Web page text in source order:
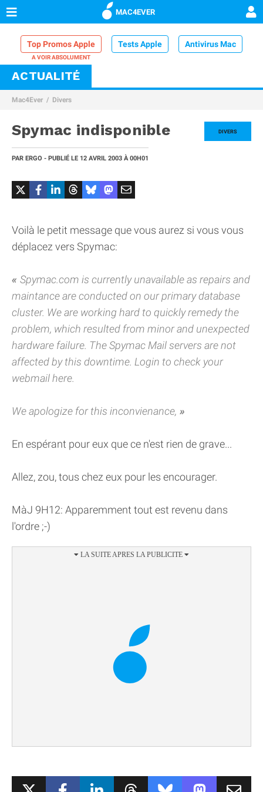
MAC4EVER
Top Promos Apple Tests Apple Antivirus Mac
VPN Mac
Comparatif iPhone
ACTUALITÉ
Mac4Ever Divers
DIVERS
Spymac indisponible
PAR ERGO - PUBLIÉ LE 12 AVRIL 2003 À 00H01
Voilà le petit message que vous aurez si vous vous
déplacez vers Spymac:
Spymac.com is currently unavailable as repairs and
maintance are conducted on our primary database
cluster. We are working hard to quickly remedy the
problem, which resulted from minor and unexpected
hardware failure. The Spymac Mail servers are not
affected by this downtime. Login to check your
webmail here.
We apologize for this inconvienance,
En espérant pour eux que ce n'est rien de grave...
Allez, zou, tous chez eux pour les encourager.
MàJ 9H12: Apparemment tout est revenu dans
l'ordre ;-)